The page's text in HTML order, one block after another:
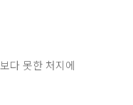
다 못한 처지에